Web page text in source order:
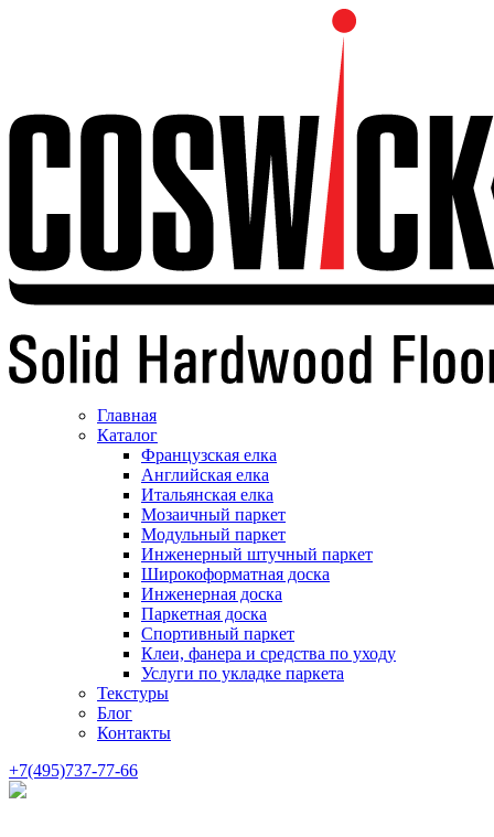
Главная
Каталог
Французская елка
Английская елка
Итальянская елка
Мозаичный паркет
Модульный паркет
Инженерный штучный паркет
Широкоформатная доска
Инженерная доска
Паркетная доска
Спортивный паркет
Клеи, фанера и средства по уходу
Услуги по укладке паркета
Текстуры
Блог
Контакты
+7(495)737-77-66